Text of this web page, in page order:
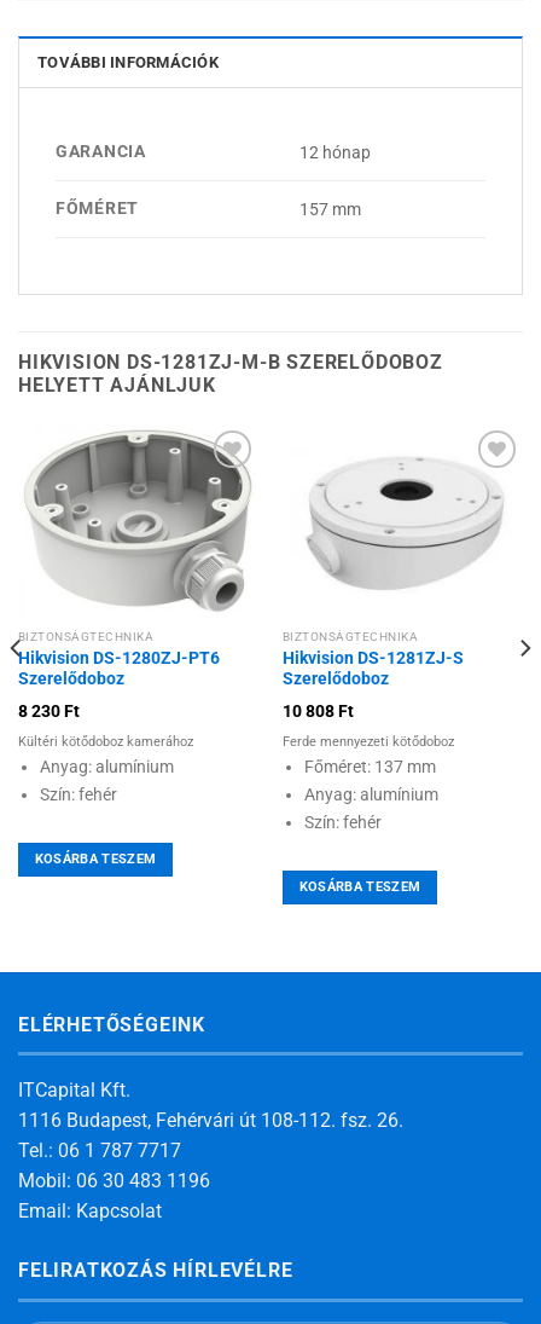
TOVÁBBI INFORMÁCIÓK
GARANCIA 12 hónap
FŐMÉRET 157 mm
HIKVISION DS-1281ZJ-M-B SZERELŐDOBOZ
HELYETT AJÁNLJUK
Hozzáadás a
kívánságlistához
BIZTONSÁGTECHNIKA
Hikvision DS-1280ZJ-PT6
Szerelődoboz
8 230Ft
Kültéri kötődoboz kamerához
Anyag: alumínium
Szín: fehér
KOSÁRBA TESZEM
Hozzáadás a
kívánságlistához
BIZTONSÁGTECHNIKA
Hikvision DS-1281ZJ-S
Szerelődoboz
10 808Ft
Ferde mennyezeti kötődoboz
Főméret: 137 mm
Anyag: alumínium
Szín: fehér
KOSÁRBA TESZEM
ELÉRHETŐSÉGEINK
ITCapital Kft.
1116 Budapest, Fehérvári út 108-112. fsz. 26.
Tel.: 06 1 787 7717
Mobil: 06 30 483 1196
Email: Kapcsolat
FELIRATKOZÁS HÍRLEVÉLRE